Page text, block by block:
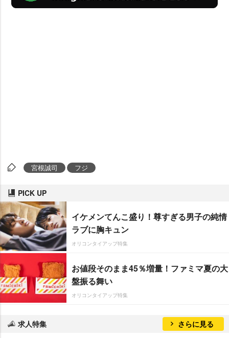
宮根誠司 フジ
PICK UP
イケメンてんこ盛り！尊すぎる男子の純情
ラブに胸キュン
オリコンタイアップ特集
お値段そのまま45％増量！ファミマ夏の大
盤振る舞い
オリコンタイアップ特集
求人特集 さらに見る